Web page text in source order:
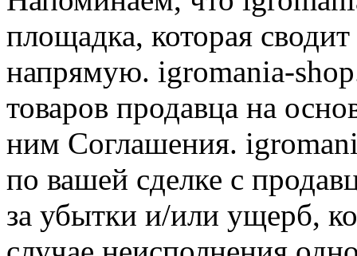
площадка, которая
напрямую. igromania-
товаров продавца на
ним Соглашения.
по вашей сделке с
за убытки и/или ущерб,